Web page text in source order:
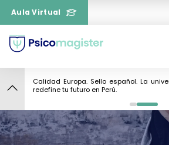
Aula Virtual
Calidad Europa. Sello español. La
redefine tu futuro en Perú.
0 1
¿Necesitas más
sobre un curso?